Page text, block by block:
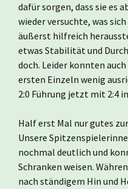
dafür sorgen, dass sie es
wieder versuchte, was
äußerst hilfreich
etwas Stabilität und
doch. Leider konnten
ersten Einzeln wenig
2:0 Führung jetzt mit 2:4
Half erst Mal nur gutes
Unsere
nochmal deutlich und
Schranken weisen.
nach ständigem Hin und